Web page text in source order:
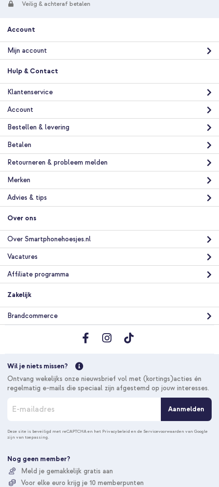
Veilig & achteraf betalen
Account
Mijn account
Hulp & Contact
Klantenservice
Account
Bestellen & levering
Betalen
Retourneren & probleem melden
Merken
Advies & tips
Over ons
Over Smartphonehoesjes.nl
Vacatures
Affiliate programma
Zakelijk
Brandcommerce
Wil je niets missen?
Ontvang wekelijks onze nieuwsbrief vol met (kortings)acties én
regelmatig e-mails die speciaal zijn afgestemd op jouw interesses.
n
n
e
u
o
Aanmelden
Deze site is beveiligd met reCAPTCHA en het Privacybeleid en de Servicevoorwaarden van Google
zijn van toepassing.
Nog geen member?
Meld je gemakkelijk gratis aan
Voor elke euro krijg je 10 memberpunten